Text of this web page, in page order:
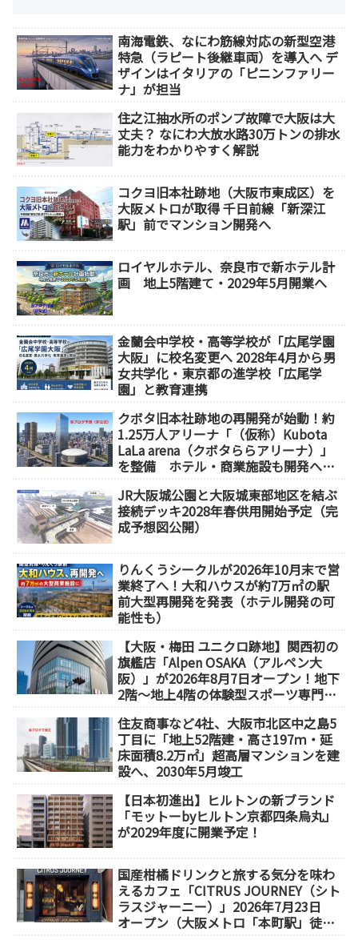
南海電鉄、なにわ筋線対応の新型空港
特急（ラピート後継車両）を導入へ デ
ザインはイタリアの「ピニンファリー
ナ」が担当
住之江抽水所のポンプ故障で大阪は大
丈夫？ なにわ大放水路30万トンの排水
能力をわかりやすく解説
コクヨ旧本社跡地（大阪市東成区）を
大阪メトロが取得 千日前線「新深江
駅」前でマンション開発へ
ロイヤルホテル、奈良市で新ホテル計
画 地上5階建て・2029年5月開業へ
金蘭会中学校・高等学校が「広尾学園
大阪」に校名変更へ 2028年4月から男
女共学化・東京都の進学校「広尾学
園」と教育連携
クボタ旧本社跡地の再開発が始動！約
1.25万人アリーナ「（仮称）Kubota
LaLa arena（クボタららアリーナ）」
を整備 ホテル・商業施設も開発へ
JR大阪城公園と大阪城東部地区を結ぶ
接続デッキ2028年春供用開始予定（完
成予想図公開）
りんくうシークルが2026年10月末で営
業終了へ！大和ハウスが約7万㎡の駅
前大型再開発を発表（ホテル開発の可
能性も）
【大阪・梅田 ユニクロ跡地】関西初の
旗艦店「Alpen OSAKA（アルペン大
阪）」が2026年8月7日オープン！地下
2階～地上4階の体験型スポーツ専門店
住友商事など4社、大阪市北区中之島5
丁目に「地上52階建・高さ197ｍ・延
床面積8.2万㎡」超高層マンションを建
設へ、2030年5月竣工
【日本初進出】ヒルトンの新ブランド
「モットーbyヒルトン京都四条烏丸」
が2029年度に開業予定！
国産柑橘ドリンクと旅する気分を味わ
えるカフェ「CITRUS JOURNEY（シト
ラスジャーニー）」2026年7月23日
オープン（大阪メトロ「本町駅」徒歩